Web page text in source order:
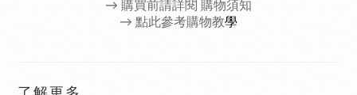
→ 購買前請詳閱 購物須知
→ 點此參考購物教學